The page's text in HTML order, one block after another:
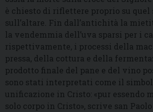
è chiesto di riflettere proprio su quel
sull’altare. Fin dall’antichità la
la vendemmia dell’uva sparsi per i
rispettivamente, i processi della
pressa, della cottura e della
prodotto finale del pane e del vino
sono stati interpretati come il
unificazione in Cristo: «pur essendo
solo corpo in Cristo», scrive san Paolo